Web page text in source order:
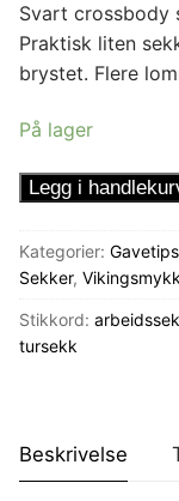
var:
kr
Svart crossbody
Praktisk liten
brystet. Flere
På lager
Crossbodysekk
Hammer
antall
Legg i
Kategorier: Gavetips
Sekker,
Stikkord:
tursekk
Beskrivelse